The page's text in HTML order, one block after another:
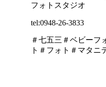
フォトスタジオ
tel:0948-26-3833
＃七五三＃ベビーフ
ト＃フォト＃マタニ